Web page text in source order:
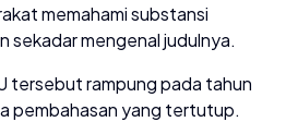
memahami substansi
sekadar mengenal judulnya.
tersebut rampung pada tahun
pembahasan yang tertutup.